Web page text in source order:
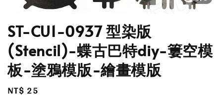
ST-CU1-0937 型染版
(Stencil)-蝶古巴特diy-簍空模
板-塗鴉模版-繪畫模版
Regular
NT$ 25